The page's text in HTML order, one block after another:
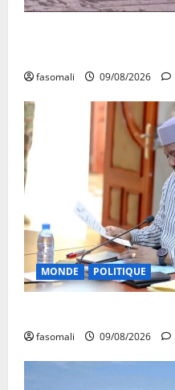
fasomali 09/08/2026
MONDE POLITIQUE
fasomali 09/08/2026